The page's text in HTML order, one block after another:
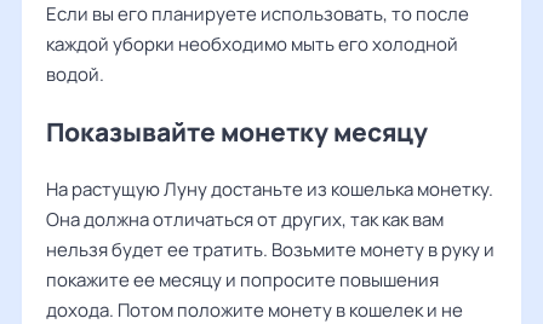
Если вы его планируете использовать, то после
каждой уборки необходимо мыть его холодной
водой.
Показывайте монетку месяцу
На растущую Луну достаньте из кошелька монетку.
Она должна отличаться от других, так как вам
нельзя будет ее тратить. Возьмите монету в руку и
покажите ее месяцу и попросите повышения
дохода. Потом положите монету в кошелек и не